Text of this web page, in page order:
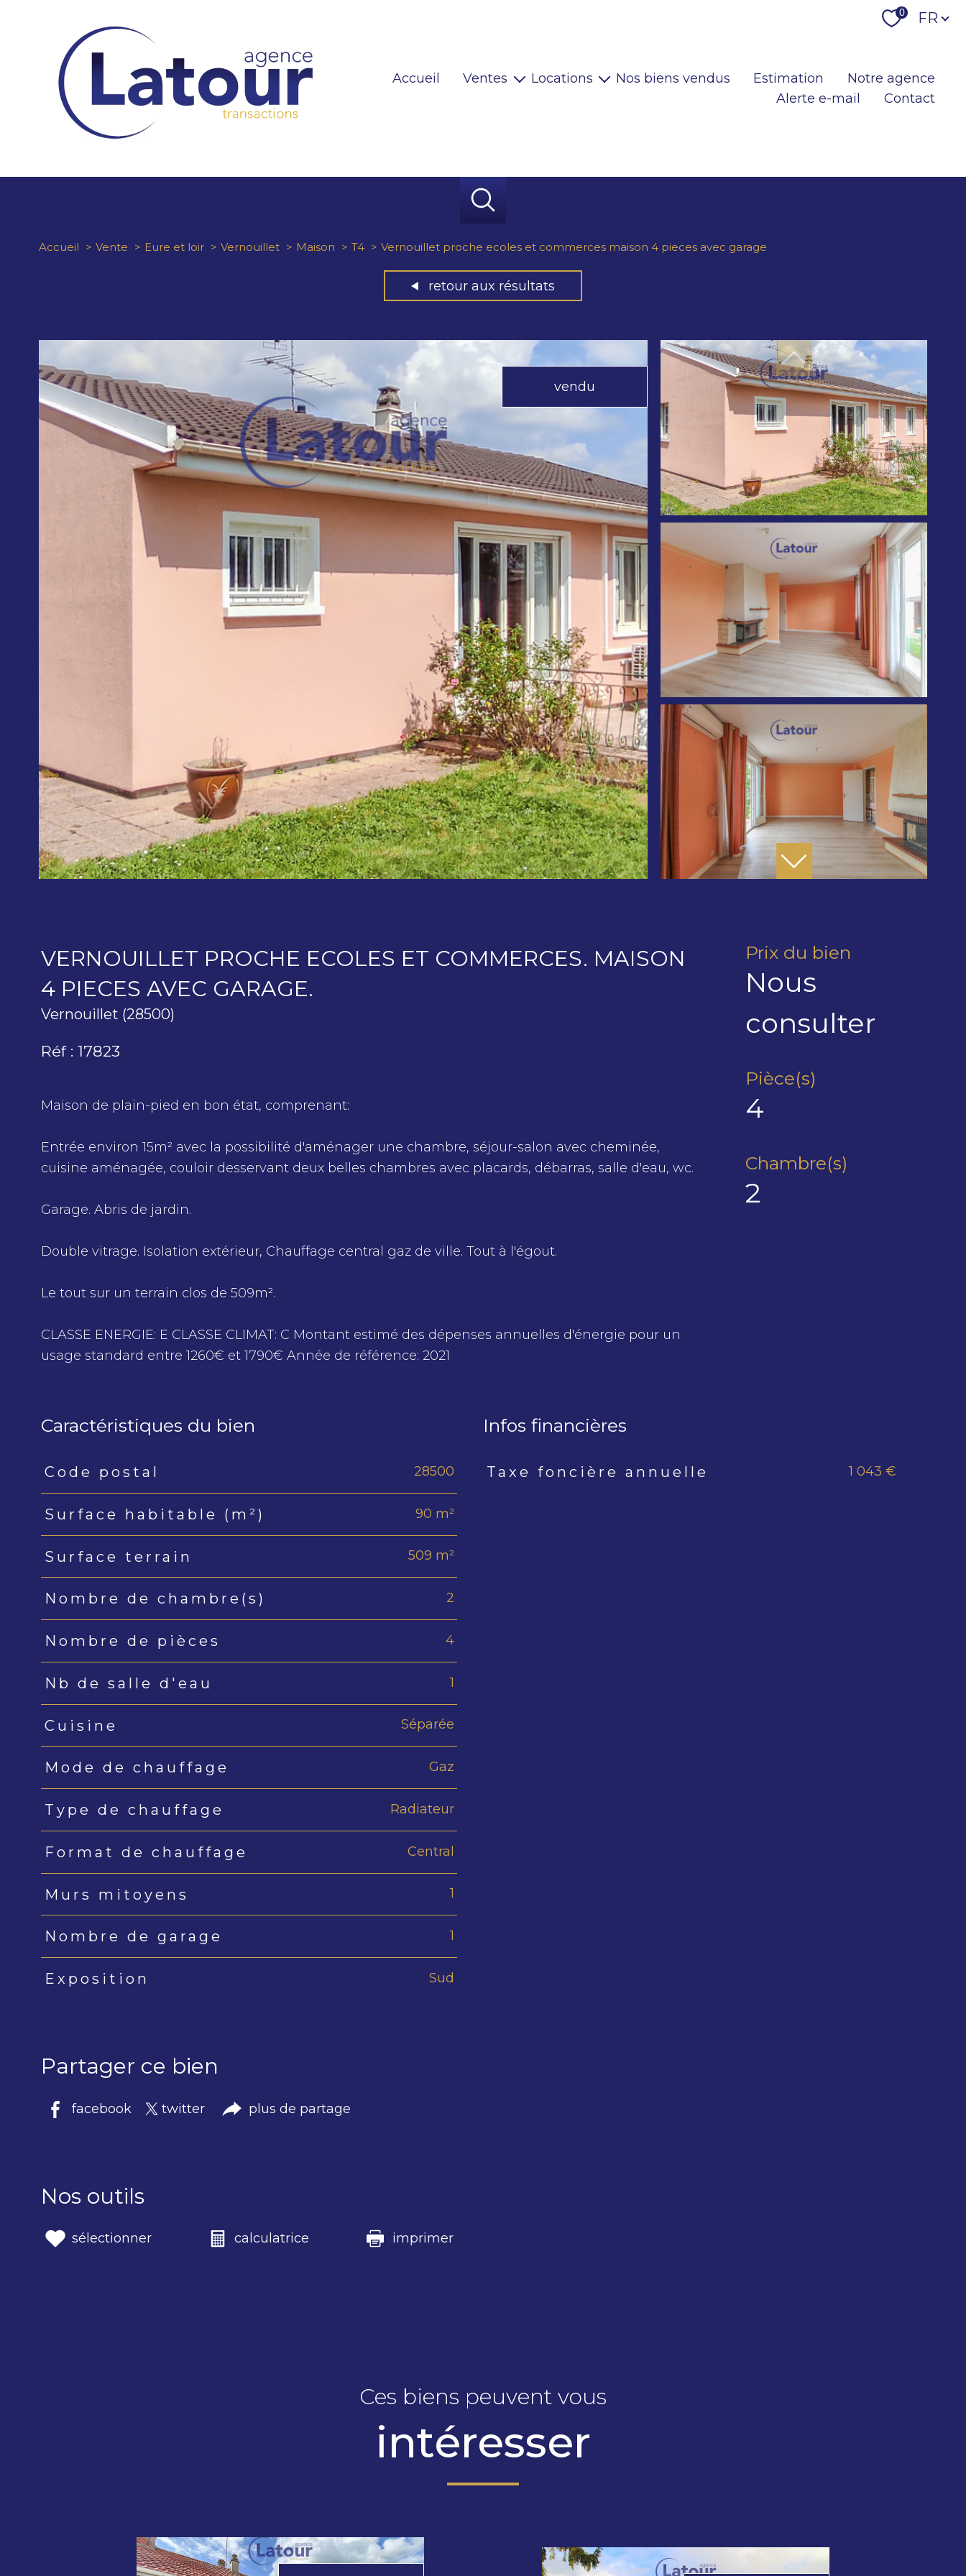
0 Langue
FR
Accueil Ventes
Locaux pro
Immeubles
Autres
Locations Nos biens vendus Estimation
Notre agence
Alerte e-mail
Contact
Accueil Vente Eure et loir Vernouillet Maison T4 Vernouillet proche ecoles et commerces maison 4 pieces avec garage
retour aux résultats
vendu
VERNOUILLET PROCHE ECOLES ET COMMERCES. MAISON
4 PIECES AVEC GARAGE.
Vernouillet (28500)
Réf : 17823
Maison de plain-pied en bon état, comprenant:
Entrée environ 15m² avec la possibilité d'aménager une chambre, séjour-salon avec cheminée,
cuisine aménagée, couloir desservant deux belles chambres avec placards, débarras, salle d'eau, wc.
Garage. Abris de jardin.
Double vitrage. Isolation extérieur, Chauffage central gaz de ville. Tout à l'égout.
Le tout sur un terrain clos de 509m².
CLASSE ENERGIE: E CLASSE CLIMAT: C Montant estimé des dépenses annuelles d'énergie pour un
usage standard entre 1260€ et 1790€ Année de référence: 2021
Prix du bien
Nous
consulter
Pièce(s)
4
Chambre(s)
2
Caractéristiques du bien
Caractéristiques
Code postal 28500
Surface habitable (m²) 90 m²
Surface terrain 509 m²
Nombre de chambre(s) 2
Nombre de pièces 4
Nb de salle d'eau 1
Cuisine Séparée
Mode de chauffage Gaz
Type de chauffage Radiateur
Format de chauffage Central
Murs mitoyens 1
Nombre de garage 1
Exposition Sud
Infos financières
Caractéristiques Valeurs
Taxe foncière annuelle 1 043 €
Partager ce bien
facebook twitter plus de partage
Nos outils
sélectionner calculatrice imprimer
Ces biens peuvent vous
intéresser